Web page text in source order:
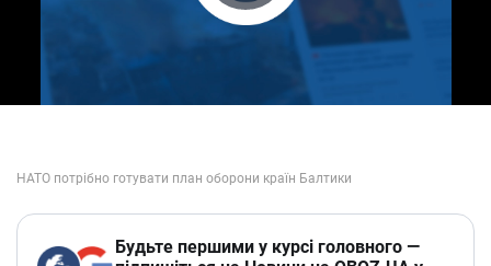
Будьте першими у курсі головного —